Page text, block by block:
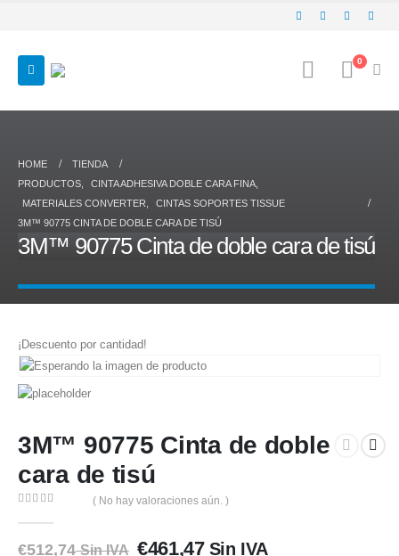
0
HOME
TIENDA
PRODUCTOS
CINTA ADHESIVA DOBLE CARA FINA
MATERIALES CONVERTER
CINTAS SOPORTES TISSUE
3M™ 90775 CINTA DE DOBLE CARA DE TISÚ
3M™ 90775 Cinta de doble cara de tisú
¡Descuento por cantidad!
3M™ 90775 Cinta de doble
cara de tisú
( No hay valoraciones aún. )
El
€512,74El
Sin IVA €461,47 Sin IVA